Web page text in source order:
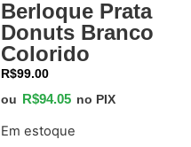
Berloque Prata
Donuts Branco
Colorido
R$99.00
ou R$94.05 no PIX
Em estoque